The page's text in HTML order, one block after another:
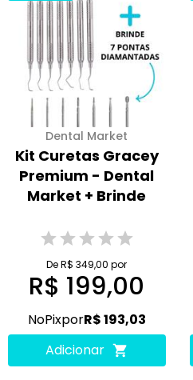
Dental Market
Kit Curetas Gracey
Premium - Dental
Market + Brinde
De R$ 349,00 por
R$ 199,00
NoPixporR$ 193,03
Adicionar